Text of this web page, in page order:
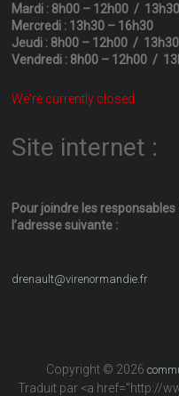
Mardi : 8h00 – 12h00 /
Mercredi : 13h30 – 16h30
Jeudi : 8h00 – 12h00 /
Vendredi : 8h00 – 12h00 /
We're currently closed.
Site internet :
Pour joindre les responsables
l’adresse suivante :
drenault@virenormandie.fr
Copyright © 2026
Traduit par <a href="http://